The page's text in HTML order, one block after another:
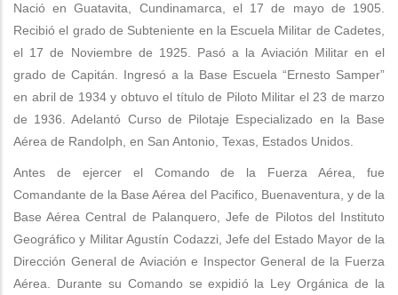
Nació en Guatavita, Cundinamarca, el 17 de mayo de 1905.
Recibió el grado de Subteniente en la Escuela Militar de Cadetes,
el 17 de Noviembre de 1925. Pasó a la Aviación Militar en el
grado de Capitán. Ingresó a la Base Escuela “Ernesto Samper”
en abril de 1934 y obtuvo el título de Piloto Militar el 23 de marzo
de 1936. Adelantó Curso de Pilotaje Especializado en la Base
Aérea de Randolph, en San Antonio, Texas, Estados Unidos.
Antes de ejercer el Comando de la Fuerza Aérea, fue
Comandante de la Base Aérea del Pacifico, Buenaventura, y de la
Base Aérea Central de Palanquero, Jefe de Pilotos del Instituto
Geográfico y Militar Agustín Codazzi, Jefe del Estado Mayor de la
Dirección General de Aviación e Inspector General de la Fuerza
Aérea. Durante su Comando se expidió la Ley Orgánica de la